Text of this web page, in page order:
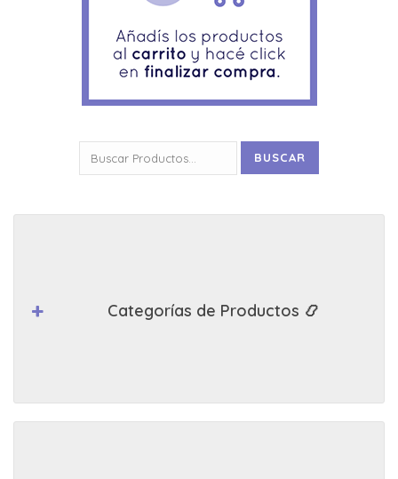
por:
BUSCAR
Categorías de Productos 📿